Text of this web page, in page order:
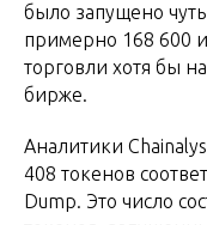
было запущено
примерно 168 600
торговли хотя бы
бирже.
Аналитики
408 токенов
Dump. Это число